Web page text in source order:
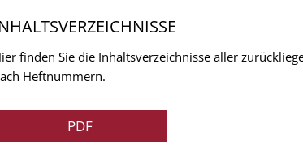
finden Sie die Inhaltsverzeichnisse aller
Heftnummern.
PDF